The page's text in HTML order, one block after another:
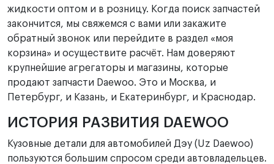
жидкости оптом и в розницу. Когда поиск запчастей
закончится, мы свяжемся с вами или закажите
обратный звонок или перейдите в раздел «моя
корзина» и осуществите расчёт. Нам доверяют
крупнейшие агрегаторы и магазины, которые
продают запчасти Daewoo. Это и Москва, и
Петербург, и Казань, и Екатеринбург, и Краснодар.
ИСТОРИЯ РАЗВИТИЯ DAEWOO
Кузовные детали для автомобилей Дэу (Uz Daewoo)
пользуются большим спросом среди автовладельцев.